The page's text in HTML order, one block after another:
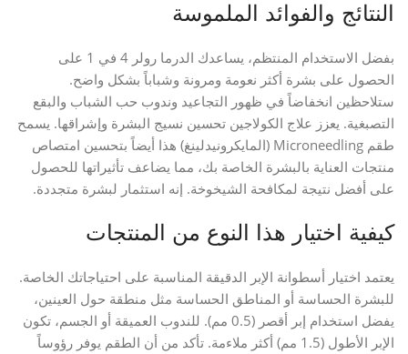
النتائج والفوائد الملموسة
بفضل الاستخدام المنتظم، يساعدك الدرما رولر 4 في 1 على
الحصول على بشرة أكثر نعومة ومرونة وشباباً بشكل واضح.
ستلاحظين انخفاضاً في ظهور التجاعيد وندوب حب الشباب والبقع
التصبغية. يعزز علاج الكولاجين تحسين نسيج البشرة وإشراقها. يسمح
طقم Microneedling (المايكرونيدلينغ) هذا أيضاً بتحسين امتصاص
منتجات العناية بالبشرة الخاصة بك، مما يضاعف تأثيراتها للحصول
على أفضل نتيجة لمكافحة الشيخوخة. إنه استثمار لبشرة متجددة.
كيفية اختيار هذا النوع من المنتجات
يعتمد اختيار أسطوانة الإبر الدقيقة المناسبة على احتياجاتك الخاصة.
للبشرة الحساسة أو المناطق الحساسة مثل منطقة حول العينين،
يفضل استخدام إبر أقصر (0.5 مم). للندوب العميقة أو الجسم، تكون
الإبر الأطول (1.5 مم) أكثر ملاءمة. تأكد من أن الطقم يوفر رؤوساً